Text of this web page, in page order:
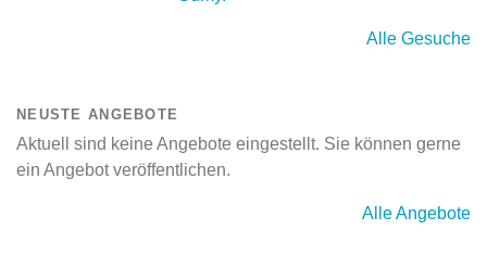
Alle Gesuche
NEUSTE ANGEBOTE
Aktuell sind keine Angebote eingestellt. Sie können gerne
ein Angebot veröffentlichen.
Alle Angebote